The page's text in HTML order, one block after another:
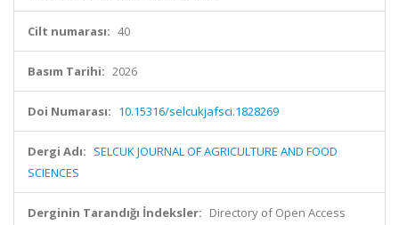
Cilt numarası: 40
Basım Tarihi: 2026
Doi Numarası: 10.15316/selcukjafsci.1828269
Dergi Adı: SELCUK JOURNAL OF AGRICULTURE AND FOOD
SCIENCES
Derginin Tarandığı İndeksler: Directory of Open Access